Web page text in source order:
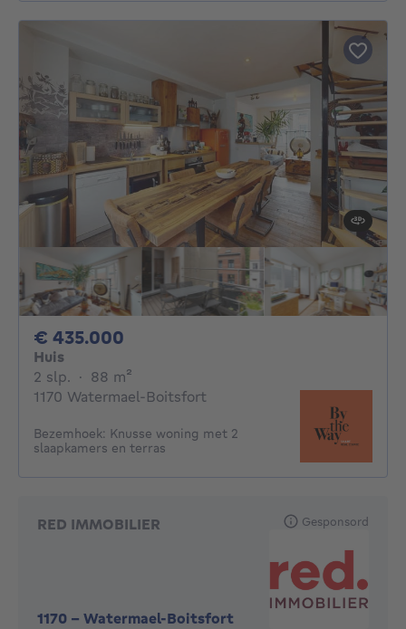
€ 435.000
Huis
2 slp. 2 slaapkamers
· 88 m²
1170 Watermael-Boitsfort
Bezemhoek: Knusse woning met 2
slaapkamers en terras
RED IMMOBILIER
1170 - Watermael-Boitsfort
Gesponsord